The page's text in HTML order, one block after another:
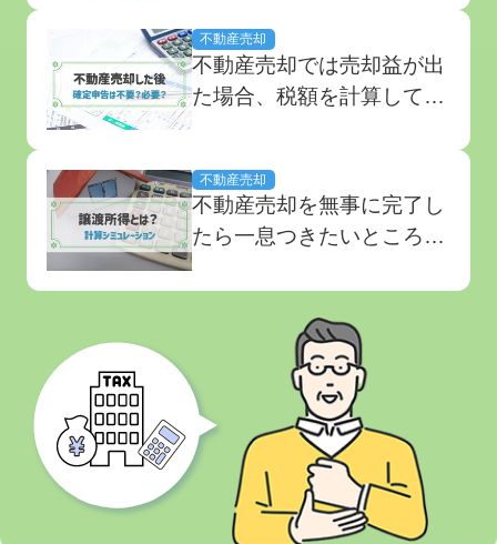
売却をスタートする前に仕
組みをきちんと理解してお
くことが大切です。 今回
の種類や計算方法、支払い
のタイミングをまとめて
解...
不動産売却
不動産売却では売却益が出
た場合、税額を計算して確
の方などでふだんからあま
り確定申告に慣れていない
場合は、手続きや税金の計
うケースもあるでしょう。
今回はどの...
不動産売却
不動産売却を無事に完了し
たら一息つきたいところで
渡所得）が発生した場合、
税金が課されることを忘れ
てはいけません。 しかし
「いくらかかるのか」「利
用できる控除は？」など、
何から手をつけるべきかわ
からない方も多い...